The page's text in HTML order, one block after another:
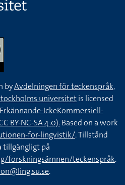
byAvdelningen för teckenspråk,
universitetis licensed
IckeKommersiell-
BY-NC-SA 4.0).Based on a work
for-lingvistik/. Tillstånd
tillgängligt på
forskningsämnen/teckenspråk.
.